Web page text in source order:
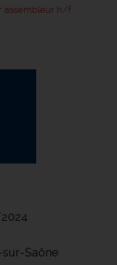
assembleur h/f
Saône